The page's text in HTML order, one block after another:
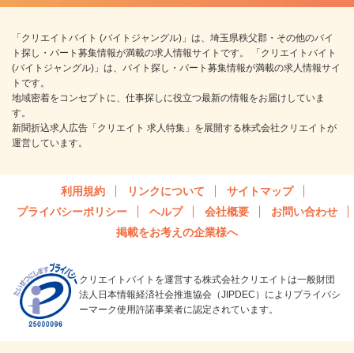
「クリエイトバイト (バイトジャングル)」は、埼玉県秩父郡・その他のバイ
ト探し・パート募集情報が満載の求人情報サイトです。 「クリエイトバイト
(バイトジャングル)」は、バイト探し・パート募集情報が満載の求人情報サイ
トです。
地域密着をコンセプトに、仕事探しに役立つ最新の情報をお届けしていま
す。
新聞折込求人広告「クリエイト 求人特集」を展開する株式会社クリエイトが
運営しています。
利用規約 リンクについて
サイトマップ
プライバシーポリシー
ヘルプ 会社概要
お問い合わせ
掲載をお考えの企業様へ
クリエイトバイトを運営する株式会社クリエイトは一般財団
法人日本情報経済社会推進協会（JIPDEC）によりプライバシ
ーマーク使用許諾事業者に認定されています。